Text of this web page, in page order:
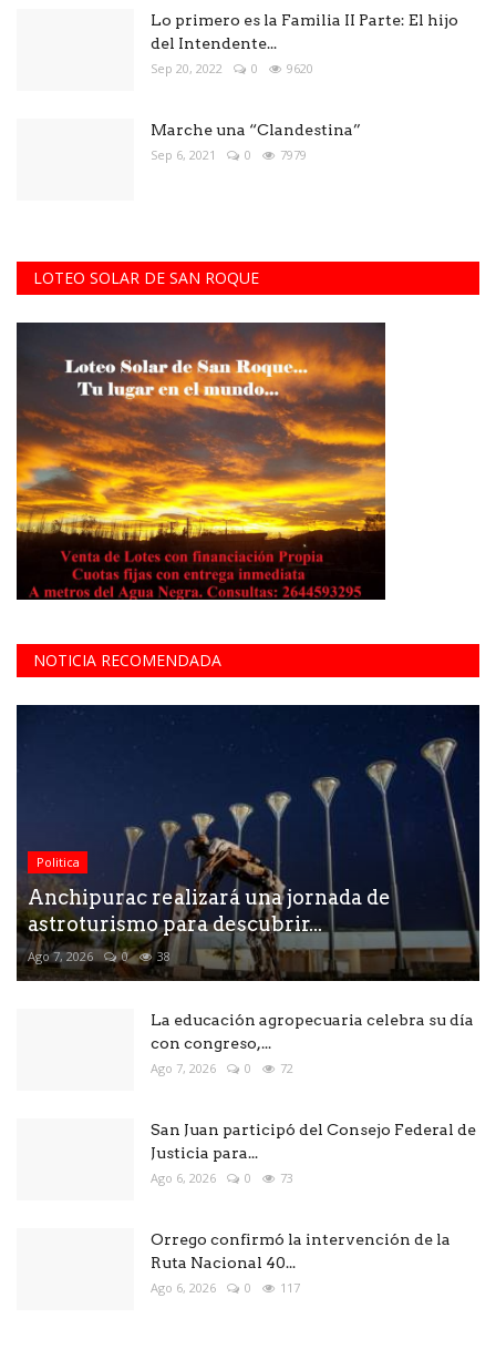
Lo primero es la Familia II Parte: El hijo
del Intendente...
Sep 20, 2022 0 9620
Marche una “Clandestina”
Sep 6, 2021 0 7979
LOTEO SOLAR DE SAN ROQUE
NOTICIA RECOMENDADA
Politica
Anchipurac realizará una jornada de
astroturismo para descubrir...
Ago 7, 2026 0 38
La educación agropecuaria celebra su día
con congreso,...
Ago 7, 2026 0 72
San Juan participó del Consejo Federal de
Justicia para...
Ago 6, 2026 0 73
Orrego confirmó la intervención de la
Ruta Nacional 40...
Ago 6, 2026 0 117